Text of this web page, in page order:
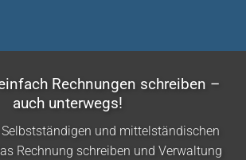
Rechnungen schreiben –
auch unterwegs!
und mittelständischen
Rechnung schreiben und Verwaltung